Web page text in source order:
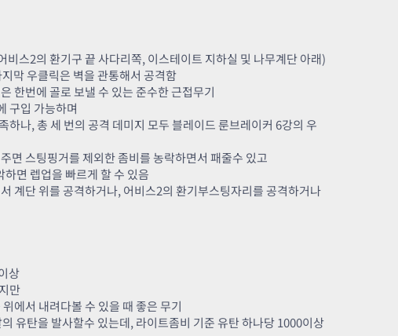
스2의 환기구 끝 사다리쪽, 이스테이트 지하실 및 나무계단 아래)
막 우클릭은 벽을 관통해서 공격함
한번에 골로 보낼 수 있는 준수한 근접무기
구입 가능하며
하나, 총 세 번의 공격 데미지 모두 블레이드 룬브레이커 6강의 우
면 스팅핑거를 제외한 좀비를 농락하면서 패줄수 있고
면 렙업을 빠르게 할 수 있음
계단 위를 공격하거나, 어비스2의 환기부스팅자리를 공격하거나
상
만
에서 내려다볼 수 있을 때 좋은 무기
유탄을 발사할수 있는데, 라이트좀비 기준 유탄 하나당 1000이상